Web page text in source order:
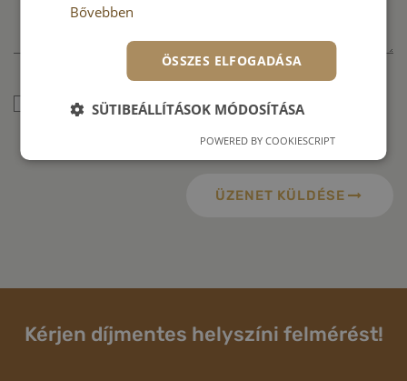
Elfogadom azadatvédelmi tájékoztatót
ÜZENET KÜLDÉSE
Kérjen díjmentes helyszíni felmérést!
Bővebben
ÖSSZES ELFOGADÁSA
SÜTIBEÁLLÍTÁSOK MÓDOSÍTÁSA
POWERED BY COOKIESCRIPT